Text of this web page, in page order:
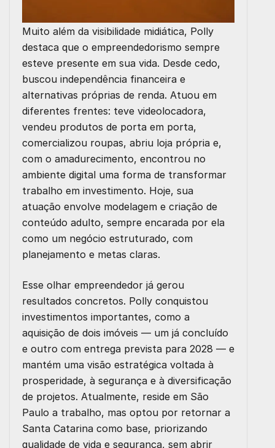
Muito além da visibilidade midiática, Polly
destaca que o empreendedorismo sempre
esteve presente em sua vida. Desde cedo,
buscou independência financeira e
alternativas próprias de renda. Atuou em
diferentes frentes: teve videolocadora,
vendeu produtos de porta em porta,
comercializou roupas, abriu loja própria e,
com o amadurecimento, encontrou no
ambiente digital uma forma de transformar
trabalho em investimento. Hoje, sua
atuação envolve modelagem e criação de
conteúdo adulto, sempre encarada por ela
como um negócio estruturado, com
planejamento e metas claras.
Esse olhar empreendedor já gerou
resultados concretos. Polly conquistou
investimentos importantes, como a
aquisição de dois imóveis — um já concluído
e outro com entrega prevista para 2028 — e
mantém uma visão estratégica voltada à
prosperidade, à segurança e à diversificação
de projetos. Atualmente, reside em São
Paulo a trabalho, mas optou por retornar a
Santa Catarina como base, priorizando
qualidade de vida e segurança, sem abrir